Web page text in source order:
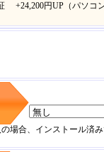
+24,200円UP（パソコン
場合、インストール済